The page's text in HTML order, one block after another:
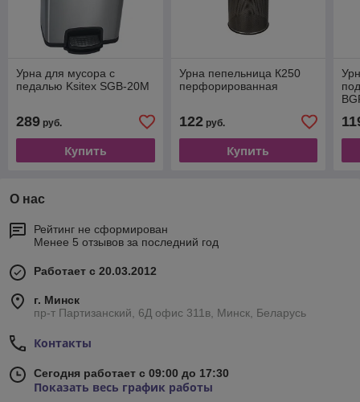
Урна для мусора с
педалью Ksitex SGB-20M
289 руб.
Купить
Урна пепельница К250
перфорированная
122руб.
Купить
О нас
Рейтинг не сформирован
Менее 5 отзывов за последний год
Работает с 20.03.2012
г. Минск
пр-т Партизанский, 6Д офис 311в, Минск, Беларусь
Контакты
Сегодня работает с 09:00 до 17:30
Показать весь график работы